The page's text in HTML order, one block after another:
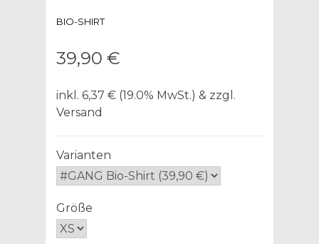
BIO-SHIRT
39,90 €
inkl. 6,37 € (19.0% MwSt.) & zzgl.
Versand
Varianten
Größe